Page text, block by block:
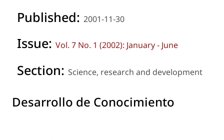
Published: 2001-11-30
Issue: Vol. 7 No. 1 (2002): January - June
Section: Science, research and development
Desarrollo de Conocimiento